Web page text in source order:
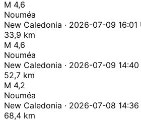
M 4,6
Nouméa
New Caledonia · 2026-07-09 16:01
33,9 km
M 4,6
Nouméa
New Caledonia · 2026-07-09 14:40
52,7 km
M 4,2
Nouméa
New Caledonia · 2026-07-08 14:36
68,4 km